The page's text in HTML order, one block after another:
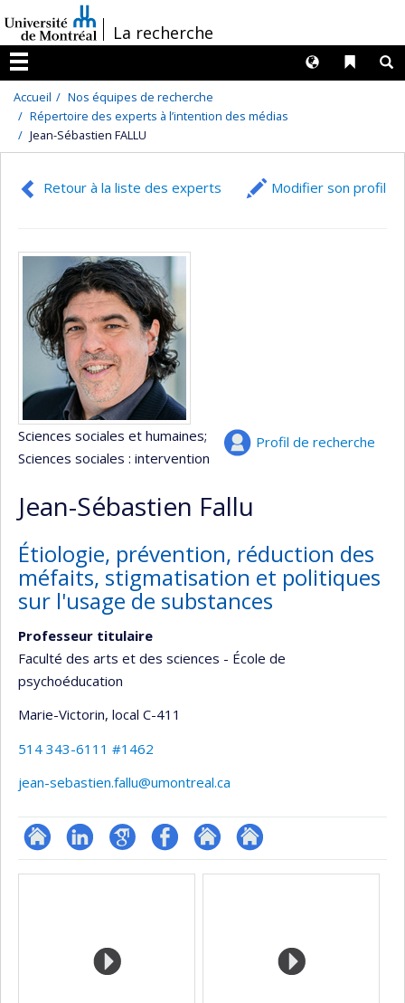
au
contenu
/La recherche
Menu
Liens
Langues
Accueil
Nos équipes de recherche
Répertoire des experts à l’intention des médias
Jean-Sébastien FALLU
Retour à la liste des experts Modifier son profil
Profil de recherche
Sciences sociales et humaines;
Sciences sociales : intervention
Jean-Sébastien Fallu
Étiologie, prévention, réduction des
méfaits, stigmatisation et politiques
sur l'usage de substances
Professeur titulaire
Faculté des arts et des sciences - École de
psychoéducation
Marie-Victorin, local C-411
514 343-6111 #1462
jean-sebastien.fallu@umontreal.ca
ResearchGate
LinkedInGoogleProfil Autre Autre
Médias